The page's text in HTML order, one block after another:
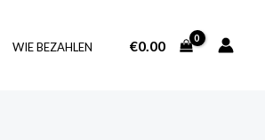
WIE BEZAHLEN €0.00